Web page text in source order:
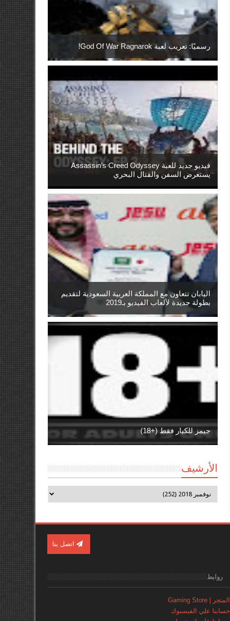
رسميًا: تعريب لعبة God Of War Ragnarok!
فيديو جديد للعبة Assassin’s Creed Odyssey
يستعرض السفن والقتال البحري
اليابان تتعاون مع المملكة العربية السعودية لتقديم
بطولة جديدة لألعاب الفيديو بـ2019
جيمز للكبار فقط (+18)
الأرشيف
اتصل بنا
روابط
المتجر | Gaming Store
حسابنا علي الفيسبوك